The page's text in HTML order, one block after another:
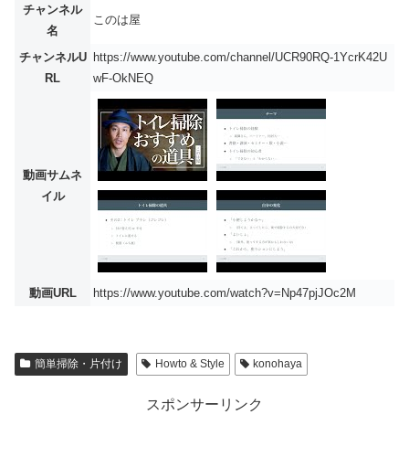
チャンネル
名
このは屋
チャンネルU
RL
https://www.youtube.com/channel/UCR90RQ-1YcrK42U
wF-OkNEQ
動画サムネ
イル
動画URL https://www.youtube.com/watch?v=Np47pjJOc2M
簡単掃除・片付け Howto & Style konohaya
スポンサーリンク